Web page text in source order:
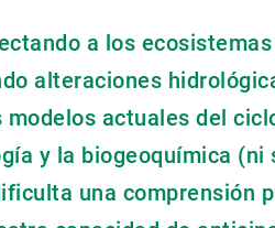
a los
alteraciones
actuales del
y la biogeoquímica
una comprensión